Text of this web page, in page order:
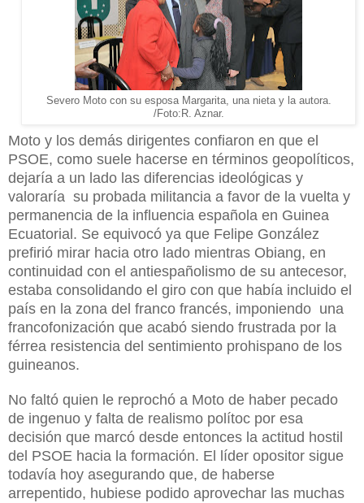
Severo Moto con su esposa Margarita, una nieta y la autora.
/Foto:R. Aznar.
Moto y los demás dirigentes confiaron en que el
PSOE, como suele hacerse en términos geopolíticos,
dejaría a un lado las diferencias ideológicas y
valoraría su probada militancia a favor de la vuelta y
permanencia de la influencia española en Guinea
Ecuatorial. Se equivocó ya que Felipe González
prefirió mirar hacia otro lado mientras Obiang, en
continuidad con el antiespañolismo de su antecesor,
estaba consolidando el giro con que había incluido el
país en la zona del franco francés, imponiendo una
francofonización que acabó siendo frustrada por la
férrea resistencia del sentimiento prohispano de los
guineanos.
No faltó quien le reprochó a Moto de haber pecado
de ingenuo y falta de realismo polítoc por esa
decisión que marcó desde entonces la actitud hostil
del PSOE hacia la formación. El líder opositor sigue
todavía hoy asegurando que, de haberse
arrepentido, hubiese podido aprovechar las muchas